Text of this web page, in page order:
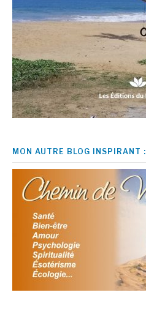
MON AUTRE BLOG INSPIRANT :